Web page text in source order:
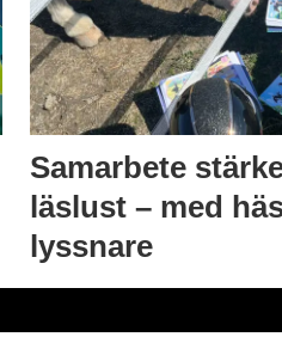
Samarbete
läslust – med
lyssnare